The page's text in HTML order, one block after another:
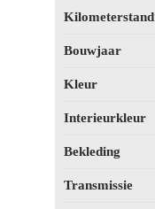
Kilometerstand
Bouwjaar
Kleur
Interieurkleur
Bekleding
Transmissie